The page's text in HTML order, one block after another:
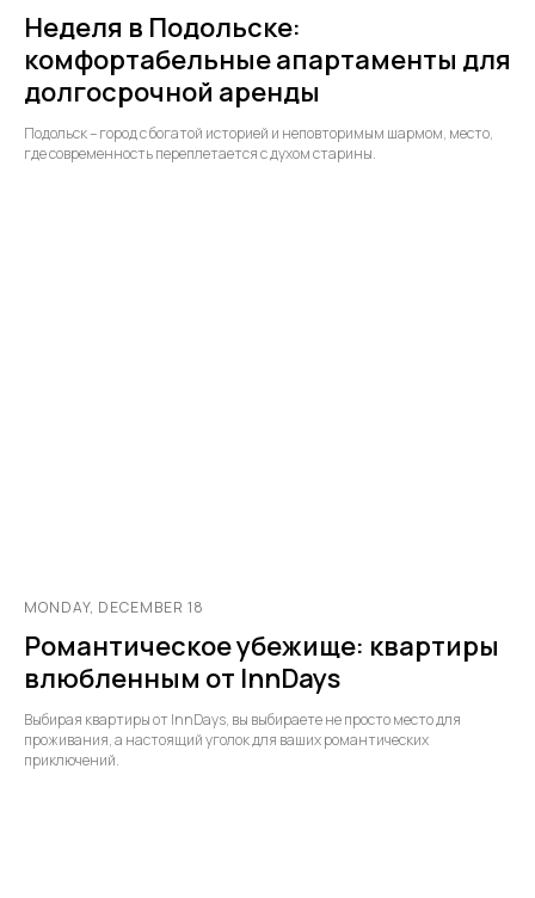
Неделя в Подольске:
комфортабельные апартаменты для
долгосрочной аренды
Подольск – город с богатой историей и неповторимым шармом, место,
где современность переплетается с духом старины.
MONDAY, DECEMBER 18
Романтическое убежище: квартиры
влюбленным от InnDays
Выбирая квартиры от InnDays, вы выбираете не просто место для
проживания, а настоящий уголок для ваших романтических
приключений.